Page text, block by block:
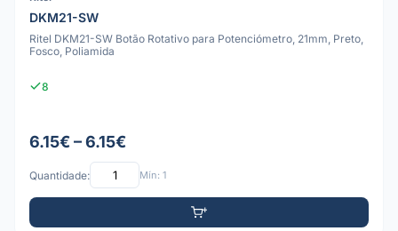
DKM21-SW
Ritel DKM21-SW Botão Rotativo para Potenciómetro, 21mm, Preto,
Fosco, Poliamida
8
6.15€ – 6.15€
Quantidade: Mín: 1